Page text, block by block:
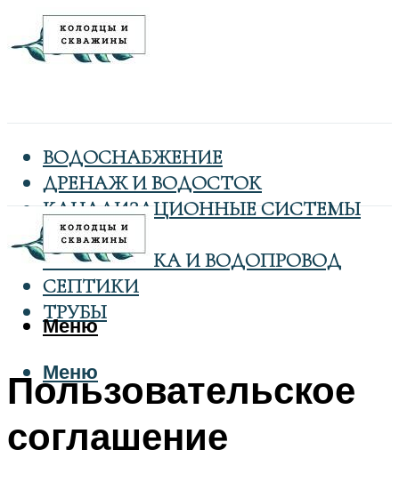
ВОДОСНАБЖЕНИЕ
ДРЕНАЖ И ВОДОСТОК
КАНАЛИЗАЦИОННЫЕ СИСТЕМЫ
КОЛОДЦЫ
САНТЕХНИКА И ВОДОПРОВОД
СЕПТИКИ
ТРУБЫ
Меню
Меню
Пользовательское
соглашение